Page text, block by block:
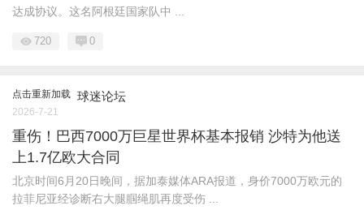
达成协议。这名阿根廷国家队中 ...
720 0
点击重新加载 球迷论坛
2026-7-21
重伤！巴西7000万巨星世界杯基本报销 沙特为他送
上1.7亿欧大合同
北京时间6月20日晚间，据加泰媒体ARA报道，身价7000万欧元的
拉菲尼亚经诊断右大腿腘绳肌再度受伤 ...